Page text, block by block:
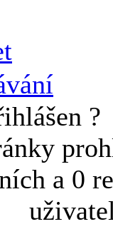
?
a 0